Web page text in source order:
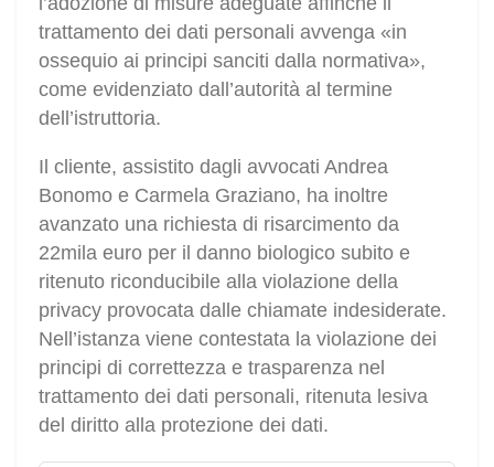
trattamento dei dati personali avvenga «in
ossequio ai principi sanciti dalla normativa»,
come evidenziato dall’autorità al termine
dell’istruttoria.
Il cliente, assistito dagli avvocati Andrea
Bonomo e Carmela Graziano, ha inoltre
avanzato una richiesta di risarcimento da
22mila euro per il danno biologico subito e
ritenuto riconducibile alla violazione della
privacy provocata dalle chiamate indesiderate.
Nell’istanza viene contestata la violazione dei
principi di correttezza e trasparenza nel
trattamento dei dati personali, ritenuta lesiva
del diritto alla protezione dei dati.